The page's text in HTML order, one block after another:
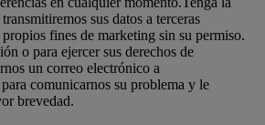
sus datos a terceras
fines de marketing sin su permiso.
o para ejercer sus derechos de
un correo electrónico a
para comunicarnos su problema y le
brevedad.